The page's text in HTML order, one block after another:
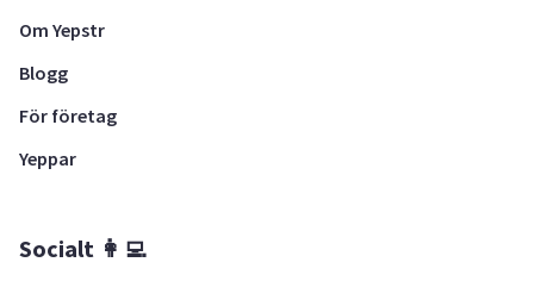
Om Yepstr
Blogg
För företag
Yeppar
Socialt 👩‍💻